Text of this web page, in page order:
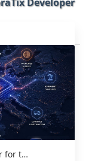
for t…